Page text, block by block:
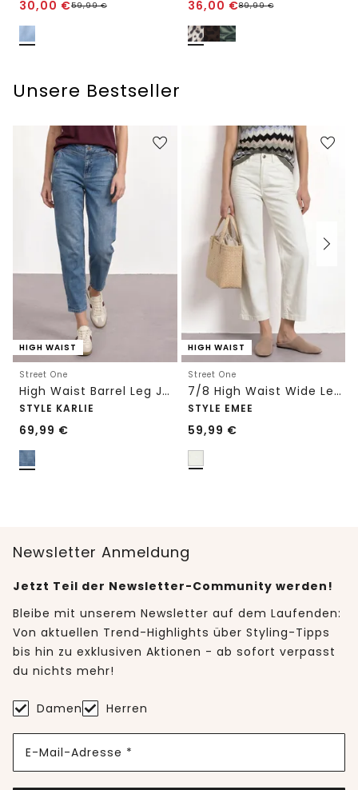
30,00 €59,99€ 36,00 €89,99€
Unsere Bestseller
HIGH WAIST
Street One
High Waist Barrel Leg Jeans im Loose Fit
STYLE KARLIE
69,99 €
HIGH WAIST
Street One
7/8 High Waist Wide Leg Jeans im Loose Fit
STYLE EMEE
59,99 €
Newsletter Anmeldung
Jetzt Teil der Newsletter-Community werden!
Bleibe mit unserem Newsletter auf dem Laufenden:
Von aktuellen Trend-Highlights über Styling-Tipps
bis hin zu exklusiven Aktionen - ab sofort verpasst
du nichts mehr!
Damen Herren
E-Mail-Adresse *